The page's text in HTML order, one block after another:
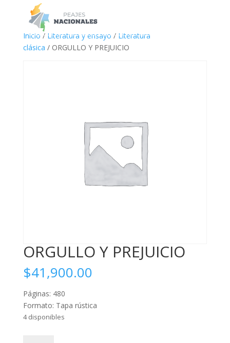
Inicio / Literatura y ensayo / Literatura
clásica / ORGULLO Y PREJUICIO
ORGULLO Y PREJUICIO
$41,900.00
Páginas: 480
Formato: Tapa rústica
4 disponibles